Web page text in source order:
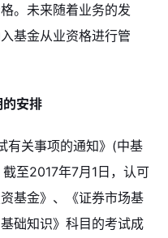
。未来随着业务的发
基金从业资格进行管
安排
有关事项的通知》(中基
至2017年7月1日，认可
基金》、《证券市场基
础知识》科目的考试成